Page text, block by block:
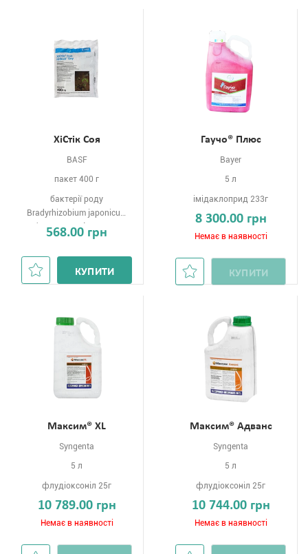
ХіСтік Соя
BASF
пакет 400 г
бактерії роду
Bradyrhizobium japonicum
(штам 532 C), титр не
менше 2x10 живих КУО на 1
г препарату 0г
568.00 грн
КУПИТИ
Гаучо® Плюс
Bayer
5 л
імідаклоприд 233г
8 300.00 грн
Немає в наявності
КУПИТИ
Максим® XL
Syngenta
5 л
флудіоксоніл 25г
10 789.00 грн
Немає в наявності
Максим® Адванс
Syngenta
5 л
флудіоксоніл 25г
10 744.00 грн
Немає в наявності